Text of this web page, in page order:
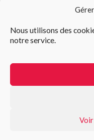
Nous utilisons des
notre service.
12, rue du pont
97400 Saint-Denis de